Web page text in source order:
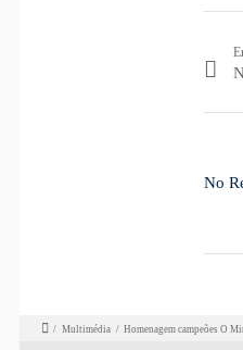
No
/ Multimédia / Homenagem campeões O